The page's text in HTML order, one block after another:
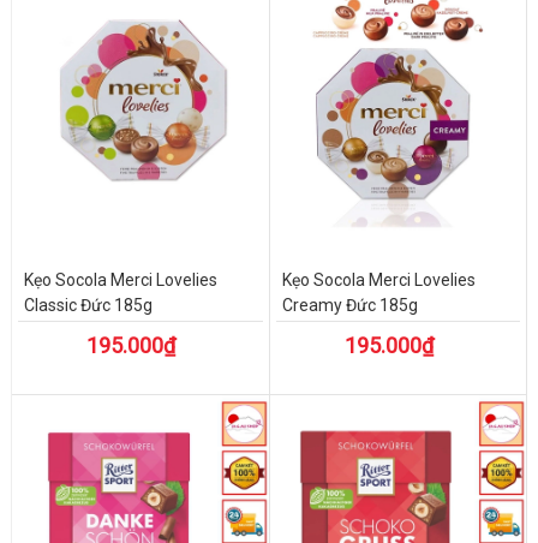
Kẹo Socola Merci Lovelies
Classic Đức 185g
195.000₫
Kẹo Socola Merci Lovelies
Creamy Đức 185g
195.000₫